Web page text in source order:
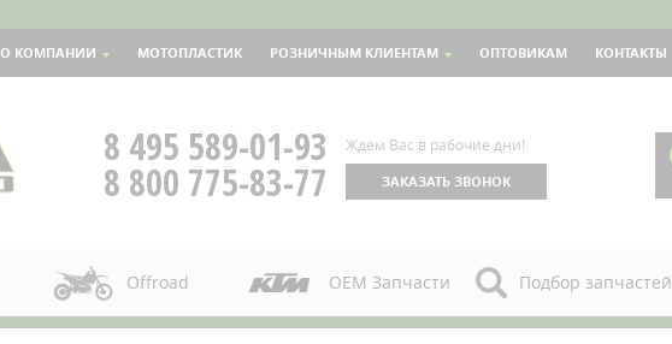
О КОМПАНИИ МОТОПЛАСТИК РОЗНИЧНЫМ КЛИЕНТАМ ОПТОВИКАМ КОНТАКТЫ
8 495 589-01-93
8 800 775-83-77
Ждем Вас в рабочие дни!
ЗАКАЗАТЬ ЗВОНОК
Offroad OEM Запчасти Подбор запчастей